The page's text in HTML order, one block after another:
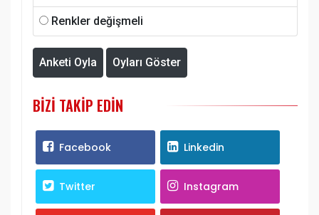
Renkler değişmeli
Anketi Oyla Oyları Göster
BIZI TAKIP EDIN
Facebook Linkedin
Twitter Instagram